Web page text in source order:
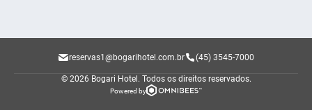
reservas1@bogarihotel.com.br (45) 3545-7000
© 2026 Bogari Hotel. Todos os direitos reservados.
Powered by